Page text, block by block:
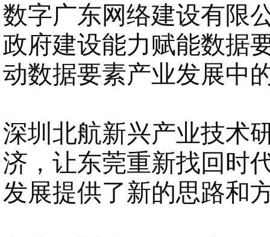
数字广东网络建设有限
政府建设能力赋能数据
动数据要素产业发展中
深圳北航新兴产业技术
济，让东莞重新找回时
发展提供了新的思路和